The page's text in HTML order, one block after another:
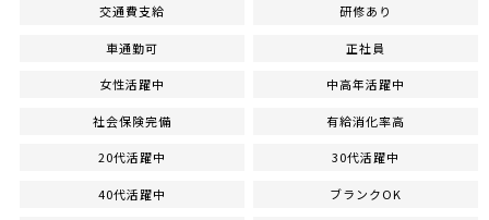
交通費支給 研修あり
車通勤可 正社員
女性活躍中 中高年活躍中
社会保険完備 有給消化率高
20代活躍中 30代活躍中
40代活躍中 ブランクOK